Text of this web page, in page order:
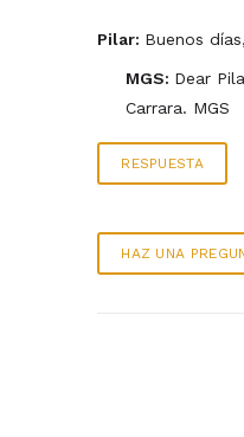
Pilar: Buenos
MGS: Dear
Carrara. MGS
RESPUESTA
HAZ UNA